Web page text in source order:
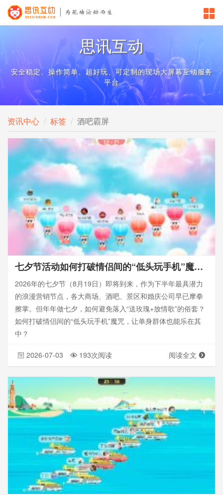
思讯互动
安全稳定、操作简单、超好玩、可定制的现场大屏幕互动服务
平台
资讯中心 标签 酒吧霸屏
七夕节活动如何打破情侣间的“低头玩手机”魔咒，让单身群体也能乐在其中？-思讯互动
2026年的七夕节（8月19日）即将到来，作为下半年最具潜力
的浪漫营销节点，各大商场、酒吧、景区和婚庆公司早已摩拳
擦掌。但年年做七夕，如何避免落入“送玫瑰+放情歌”的俗套？
如何打破情侣间的“低头玩手机”魔咒，让单身群体也能乐在其
中？
2026-07-03 193次阅读 阅读全文